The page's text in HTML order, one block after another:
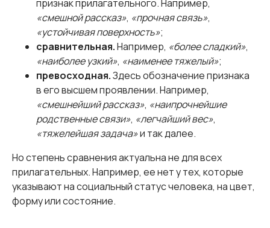
признак прилагательного. Например,
«смешной рассказ», «прочная связь»,
«устойчивая поверхность»;
сравнительная.Например, «более сладкий»,
«наиболее узкий», «наименее тяжелый»;
превосходная.Здесь обозначение признака
в его высшем проявлении. Например,
«смешнейший рассказ», «наипрочнейшие
родственные связи», «легчайший вес»,
«тяжелейшая задача»и так далее.
Но степень сравнения актуальна не для всех
прилагательных. Например, ее нет у тех, которые
указывают на социальный статус человека, на цвет,
форму или состояние.